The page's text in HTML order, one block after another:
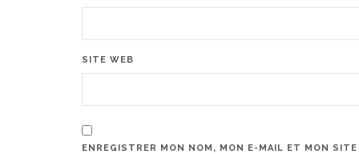
SITE WEB
ENREGISTRER MON NOM, MON E-MAIL ET MON SITE